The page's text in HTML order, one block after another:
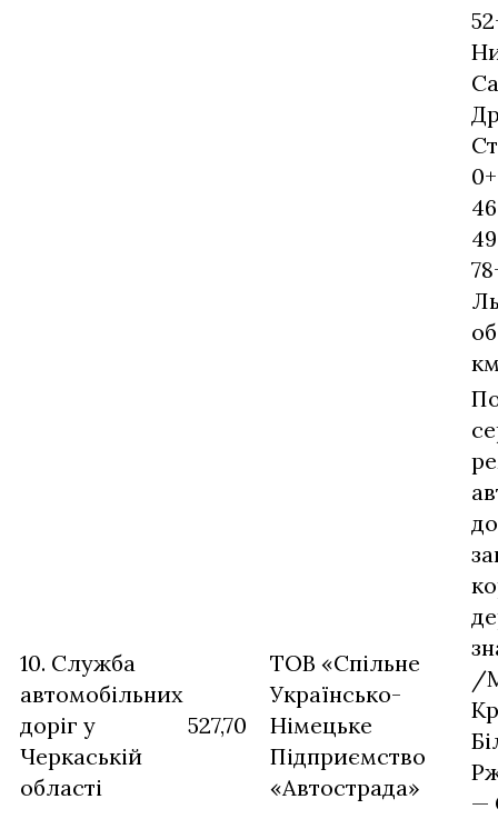
10. Служба
автомобільних
доріг у
Черкаській
області
527,70
ТОВ «Спільне
Українсько-
Німецьке
Підприємство
«Автострада»
/
—